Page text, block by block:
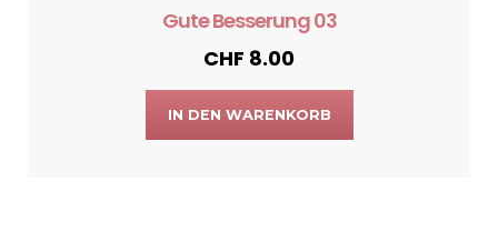
Gute Besserung 03
CHF 8.00
IN DEN WARENKORB